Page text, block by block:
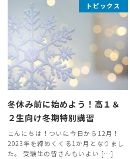
トピックス
冬休み前に始めよう！高１＆
２生向け冬期特別講習
こんにちは！ついに今日から12月！
2023年を締めくくる1か月となりまし
た。 受験生の皆さんもいよい […]